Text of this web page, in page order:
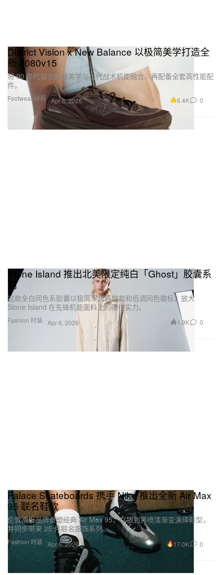
Footwear 球鞋
District Vision x New Balance 以极简美学打造全
新 1080v15
将 90 年代复古跑鞋美学与当代战术机能融合，再配备全套高性能配
件。
Apr 6, 2026 6.4K 0
Fashion 时装
Stone Island 推出北美限定纯白「Ghost」胶囊系
列
这款全白同色系胶囊以极简军装感剪裁和低调同色徽标，放大
Stone Island 在先锋机能面料上的硬核实力。
Apr 6, 2026 1.9K 0
Fashion 时装
Palace Skateboards 携手 Nike 推出全新 Air Max
95 联名鞋款
伦敦滑板品牌重塑经典 Air Max 95，以银到黑喷漆渐变演绎鞋型，
并同步带来 25 件联名服饰系列。
Apr 6, 2026 17.0K 0